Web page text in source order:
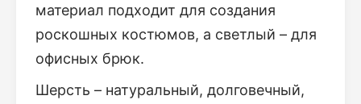
материал подходит для создания
роскошных костюмов, а светлый – для
офисных брюк.
Шерсть – натуральный, долговечный,